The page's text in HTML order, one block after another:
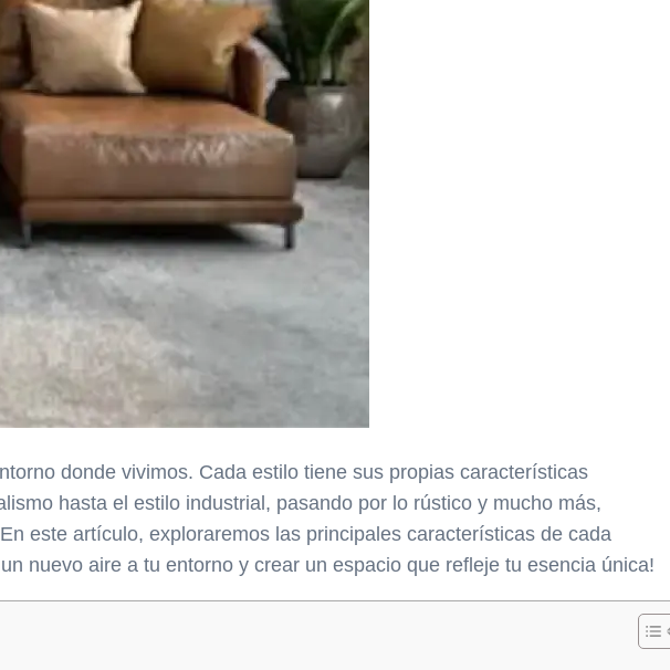
donde vivimos. Cada estilo tiene sus propias características
hasta el estilo industrial, pasando por lo rústico y mucho más,
este artículo, exploraremos las principales características de cada
nuevo aire a tu entorno y crear un espacio que refleje tu esencia única!